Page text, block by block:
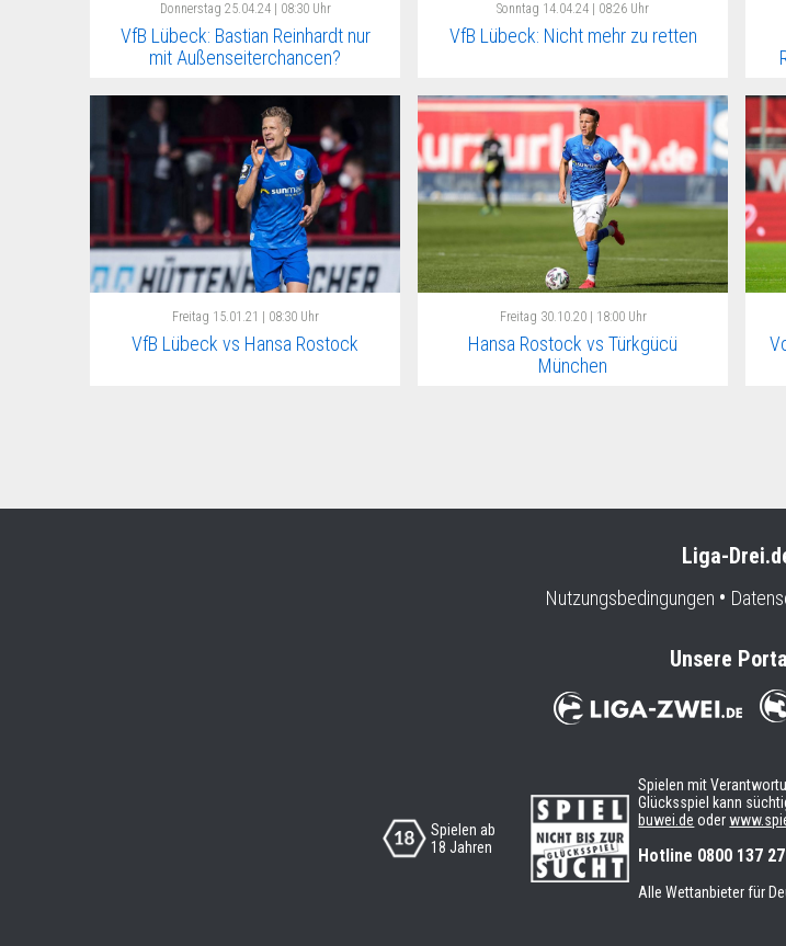
Donnerstag 25.04.24 | 08:30 Uhr
VfB Lübeck: Bastian Reinhardt nur
mit Außenseiterchancen?
Sonntag 14.04.24 | 08:26 Uhr
VfB Lübeck: Nicht mehr zu retten
Freitag 15.01.21 | 08:30 Uhr
VfB Lübeck vs Hansa Rostock
Freitag 30.10.20 | 18:00 Uhr
Hansa Rostock vs Türkgücü
München
Liga-
Nutzungsbedingungen
Unsere
Spielen ab
18 Jahren
Spielen mit
Glücksspiel kann
buwei.de oder
Hotline 0800 137
Alle Wettanbieter für